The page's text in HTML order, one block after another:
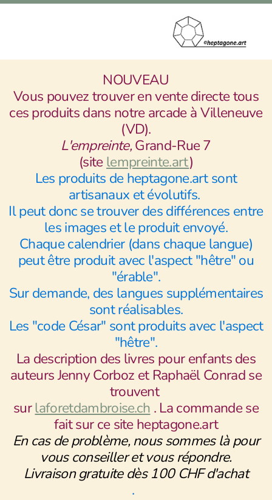
NOUVEAU
Vous pouvez trouver en vente directe tous
ces produits dans notre arcade à Villeneuve
(VD).
L'empreinte,Grand-Rue 7
(sitelempreinte.art)
Les produits de heptagone.art sont
artisanaux et évolutifs.
Il peut donc se trouver des différences entre
les images et le produit envoyé.
Chaque calendrier (dans chaque langue)
peut être produit avec l'aspect "hêtre" ou
"érable".
Sur demande, des langues supplémentaires
sont réalisables.
Les "code César" sont produits avec l'aspect
"hêtre".
La description des livres pour enfants des
auteurs Jenny Corboz et Raphaël Conrad se
trouvent
surlaforetdambroise.ch . La commande se
fait sur ce site heptagone.art
En cas de problème, nous sommes là pour
vous conseiller et vous répondre.
Livraison gratuite dès 100 CHF d'achat
.